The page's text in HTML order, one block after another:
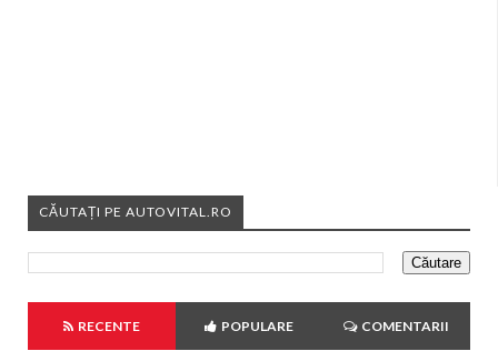
CĂUTAȚI PE AUTOVITAL.RO
RECENTE POPULARE COMENTARII